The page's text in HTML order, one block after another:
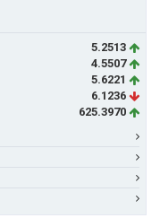
5.2513
4.5507
5.6221
6.1236
625.3970